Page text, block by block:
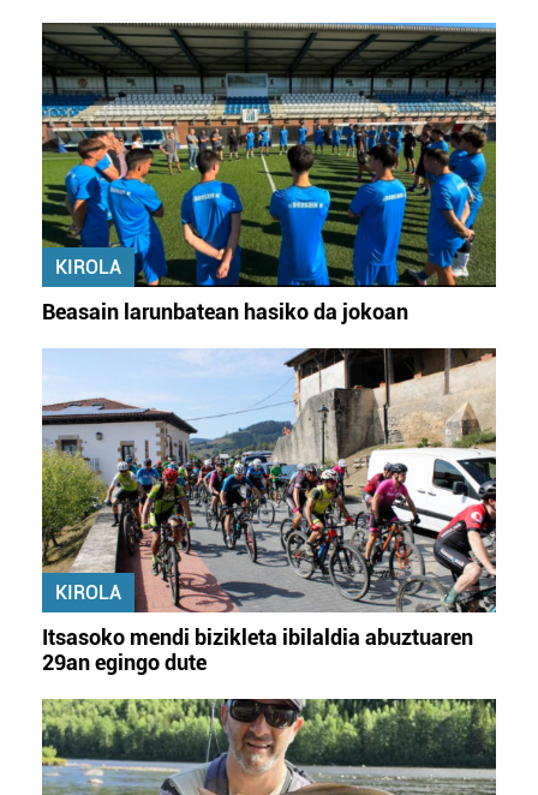
KIROLA
Beasain larunbatean hasiko da jokoan
KIROLA
Itsasoko mendi bizikleta ibilaldia abuztuaren
29an egingo dute